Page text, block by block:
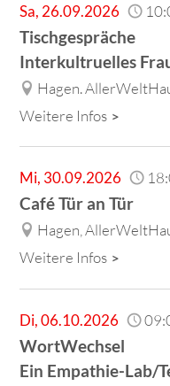
Sa, 26.09.2026
Tischgespräche
Interkultruelles
Hagen.
Weitere Infos
Mi, 30.09.2026
Café Tür an Tür
Hagen,
Weitere Infos
Di,06.10.2026
WortWechsel
Ein Empathie-Lab/